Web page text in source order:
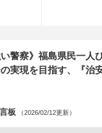
い警察》福島県民一人
実現を目指す、『治
板 （2026/02/12更新）